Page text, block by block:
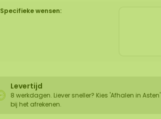
Specifieke wensen:
Levertijd
8 werkdagen. Liever sneller? Kies 'Afhalen in Asten'
bij het afrekenen.